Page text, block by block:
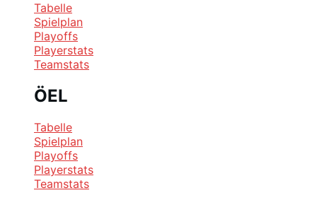
Tabelle
Spielplan
Playoffs
Playerstats
Teamstats
ÖEL
Tabelle
Spielplan
Playoffs
Playerstats
Teamstats